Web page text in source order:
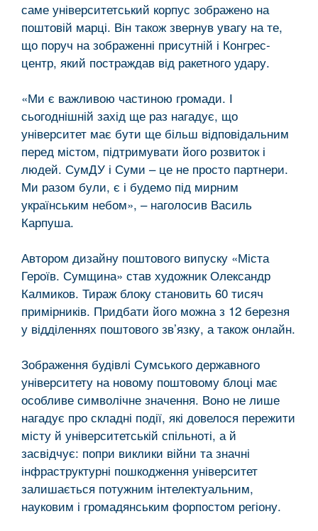
саме університетський корпус зображено на
поштовій марці. Він також звернув увагу на те,
що поруч на зображенні присутній і Конгрес-
центр, який постраждав від ракетного удару.
«Ми є важливою частиною громади. І
сьогоднішній захід ще раз нагадує, що
університет має бути ще більш відповідальним
перед містом, підтримувати його розвиток і
людей. СумДУ і Суми – це не просто партнери.
Ми разом були, є і будемо під мирним
українським небом», – наголосив Василь
Карпуша.
Автором дизайну поштового випуску «Міста
Героїв. Сумщина» став художник Олександр
Калмиков. Тираж блоку становить 60 тисяч
примірників. Придбати його можна з 12 березня
у відділеннях поштового зв’язку, а також онлайн.
Зображення будівлі Сумського державного
університету на новому поштовому блоці має
особливе символічне значення. Воно не лише
нагадує про складні події, які довелося пережити
місту й університетській спільноті, а й
засвідчує: попри виклики війни та значні
інфраструктурні пошкодження університет
залишається потужним інтелектуальним,
науковим і громадянським форпостом регіону.